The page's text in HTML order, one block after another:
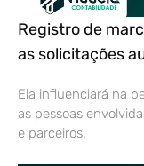
Registro de
as solicitações
Ela influenciará na
as pessoas
e parceiros.